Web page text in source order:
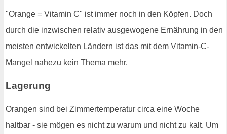
"Orange = Vitamin C" ist immer noch in den Köpfen. Doch
durch die inzwischen relativ ausgewogene Ernährung in den
meisten entwickelten Ländern ist das mit dem Vitamin-C-
Mangel nahezu kein Thema mehr.
Lagerung
Orangen sind bei Zimmertemperatur circa eine Woche
haltbar - sie mögen es nicht zu warum und nicht zu kalt. Um